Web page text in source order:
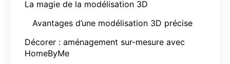
La magie de la modélisation 3D
Avantages d’une modélisation 3D précise
Décorer : aménagement sur-mesure avec
HomeByMe